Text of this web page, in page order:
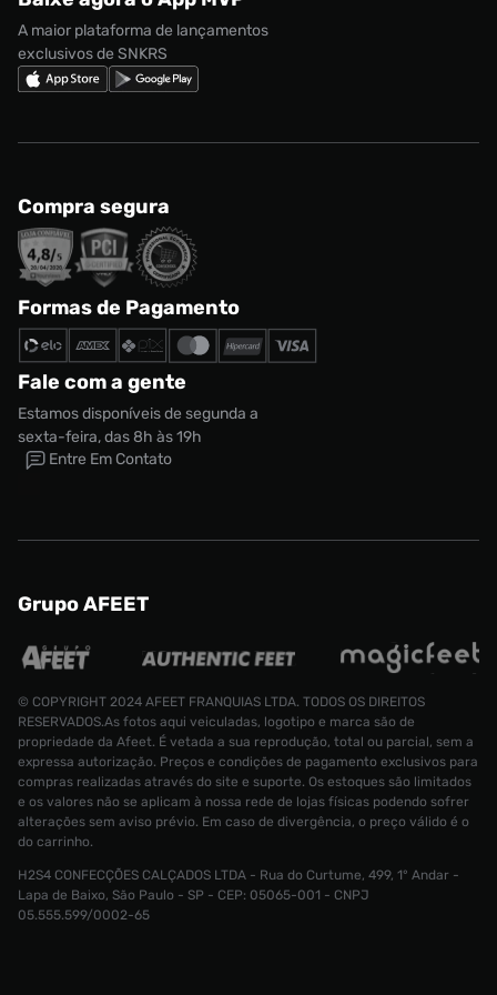
Tênis
Nike Shox
Regulamento Cupom
A maior plataforma de lançamentos
exclusivos de SNKRS
Compra segura
Formas de Pagamento
Fale com a gente
Estamos disponíveis de segunda a
sexta-feira, das 8h às 19h
Entre Em Contato
Grupo AFEET
© COPYRIGHT 2024 AFEET FRANQUIAS LTDA. TODOS OS DIREITOS
RESERVADOS.As fotos aqui veiculadas, logotipo e marca são de
propriedade da Afeet. É vetada a sua reprodução, total ou parcial, sem a
expressa autorização. Preços e condições de pagamento exclusivos para
compras realizadas através do site e suporte. Os estoques são limitados
e os valores não se aplicam à nossa rede de lojas físicas podendo sofrer
alterações sem aviso prévio. Em caso de divergência, o preço válido é o
do carrinho.
H2S4 CONFECÇÕES CALÇADOS LTDA - Rua do Curtume, 499, 1° Andar -
Lapa de Baixo, São Paulo - SP - CEP: 05065-001 - CNPJ
05.555.599/0002-65